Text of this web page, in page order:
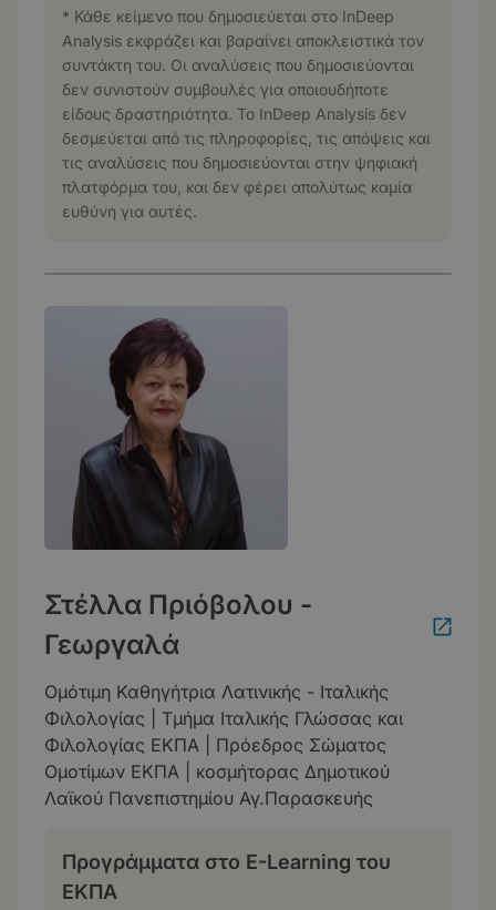
* Κάθε κείμενο που δημοσιεύεται στο InDeep
Analysis εκφράζει και βαραίνει αποκλειστικά τον
συντάκτη του. Οι αναλύσεις που δημοσιεύονται
δεν συνιστούν συμβουλές για οποιουδήποτε
είδους δραστηριότητα. Το InDeep Analysis δεν
δεσμεύεται από τις πληροφορίες, τις απόψεις και
τις αναλύσεις που δημοσιεύονται στην ψηφιακή
πλατφόρμα του, και δεν φέρει απολύτως καμία
ευθύνη για αυτές.
Στέλλα Πριόβολου -
Γεωργαλά
Ομότιμη Καθηγήτρια Λατινικής - Ιταλικής
Φιλολογίας | Τμήμα Ιταλικής Γλώσσας και
Φιλολογίας ΕΚΠΑ | Πρόεδρος Σώματος
Ομοτίμων ΕΚΠΑ | κοσμήτορας Δημοτικού
Λαϊκού Πανεπιστημίου Αγ.Παρασκευής
Προγράμματα στο E-Learning του
ΕΚΠΑ